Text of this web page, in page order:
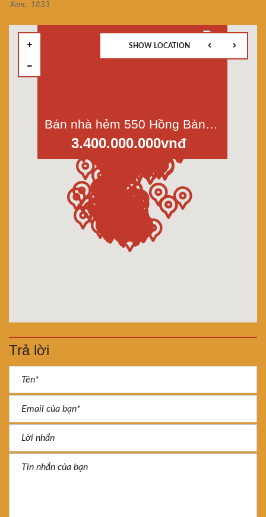
Xem: 1833
Bán nhà hẻm 550 Hồng Bàng, P.16 Quận 11, DT 47m2
3.400.000.000vnđ
SHOW LOCATION
Trả lời